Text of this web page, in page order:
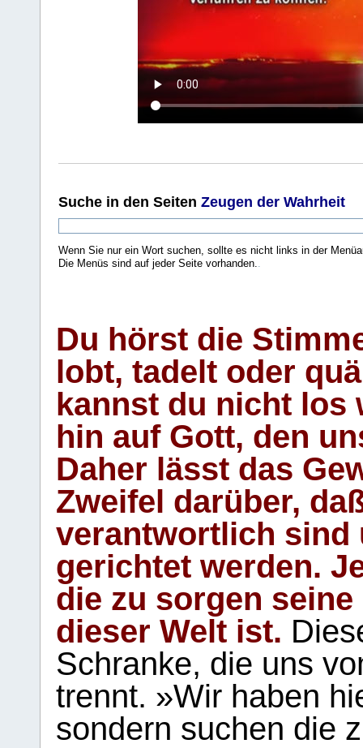
Suche in den Seiten Zeugen der Wahrheit
Wenn Sie nur ein Wort suchen, sollte es nicht links in der
Die Menüs sind auf jeder Seite vorhanden..
Du hörst die
lobt, tadelt oder
kannst du nicht los
hin auf Gott, den
Daher lässt das
Zweifel darüber,
verantwortlich sind
gerichtet werden.
die zu sorgen
dieser Welt ist.
Schranke, die uns
trennt. »Wir haben
sondern suchen die